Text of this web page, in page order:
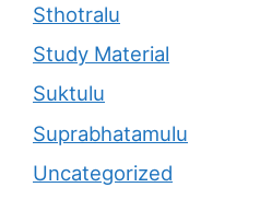
Sthotralu
Study Material
Suktulu
Suprabhatamulu
Uncategorized